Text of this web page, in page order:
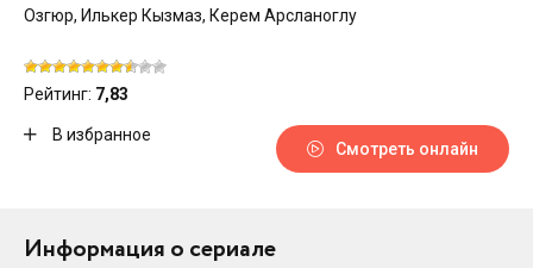
Озгюр, Илькер Кызмаз, Керем Арсланоглу
Рейтинг: 7,83
В избранное
Смотреть онлайн
Информация о сериале